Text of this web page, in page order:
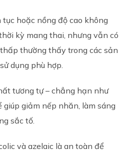
hoặc nồng độ cao không
kỳ mang thai, nhưng vẫn có
thường thấy trong các sản
dụng phù hợp.
tương tự – chẳng hạn như
giúp giảm nếp nhăn, làm sáng
sắc tố.
và azelaic là an toàn để